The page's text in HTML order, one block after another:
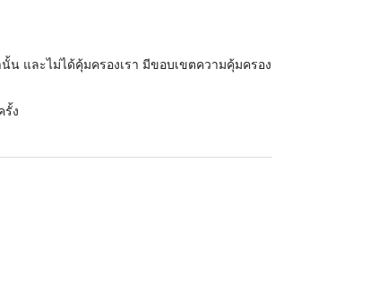
น และไม่ได้คุ้มครองเรา มีขอบเขตความคุ้มครอง
รั้ง